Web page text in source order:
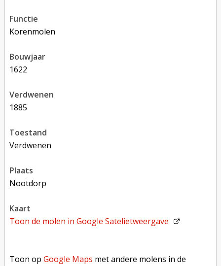
functie
korenmolen
bouwjaar
1622
verdwenen
1885
toestand
verdwenen
plaats
Nootdorp
kaart
Toon de molen inGoogle Satelietweergave
Toon opGoogle Maps met andere molens in de